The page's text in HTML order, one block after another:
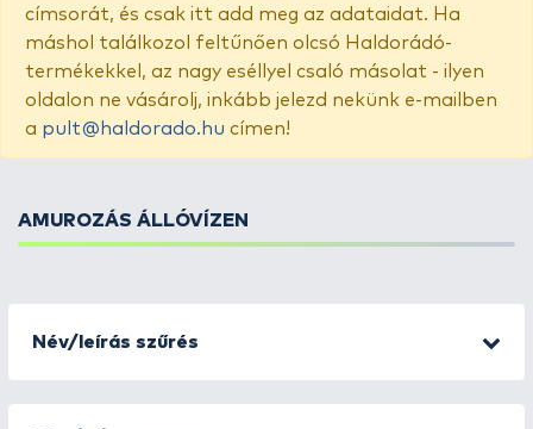
címsorát, és csak itt add meg az adataidat. Ha
máshol találkozol feltűnően olcsó Haldorádó-
termékekkel, az nagy eséllyel csaló másolat - ilyen
oldalon ne vásárolj, inkább jelezd nekünk e-mailben
a pult@haldorado.hu címen!
AMUROZÁS ÁLLÓVÍZEN
Név/leírás szűrés